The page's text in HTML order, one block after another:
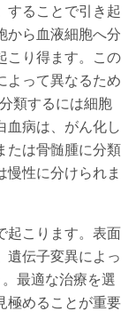
することで引き起
から血液細胞へ分
こり得ます。この
よって異なるため
類するには細胞
血病は、がん化し
たは骨髄腫に分類
慢性に分けられま
起こります。表面
遺伝子変異によっ
。最適な治療を選
極めることが重要